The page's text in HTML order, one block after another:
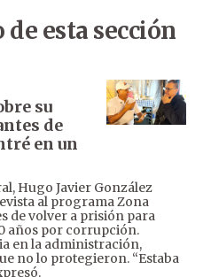
esta sección
su
de
en un
Hugo Javier González
al programa Zona
de volver a prisión para
años por corrupción.
en la administración,
no lo protegieron. “Estaba